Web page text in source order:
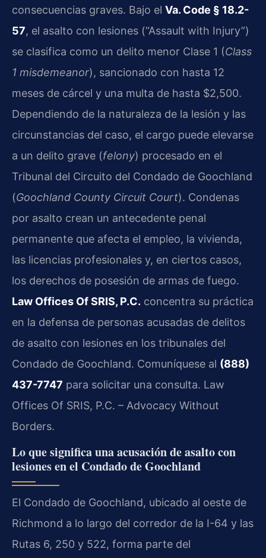
consecuencias graves. Bajo el Va. Code § 18.2-
57, el asalto con lesiones (“Assault with Injury”)
se clasifica como un delito menor Clase 1 (Class
1 misdemeanor), sancionado con hasta 12
meses de cárcel y una multa de hasta $2,500.
Dependiendo de la naturaleza de la lesión y las
circunstancias del caso, el cargo puede elevarse
a un delito grave (felony) procesado en el
Tribunal del Circuito del Condado de Goochland
(Goochland County Circuit Court). Condenas
por asalto crean un antecedente penal
permanente que afecta el empleo, la vivienda,
las licencias profesionales y, en ciertos casos,
los derechos de posesión de armas de fuego.
Law Offices Of SRIS, P.C. concentra su práctica
en la defensa de personas acusadas de delitos
de asalto con lesiones en los tribunales del
Condado de Goochland. Comuníquese al (888)
437-7747 para solicitar una consulta. Law
Offices Of SRIS, P.C. – Advocacy Without
Borders.
Lo que significa una acusación de asalto con
lesiones en el Condado de Goochland
El Condado de Goochland, ubicado al oeste de
Richmond a lo largo del corredor de la I-64 y las
Rutas 6, 250 y 522, forma parte del